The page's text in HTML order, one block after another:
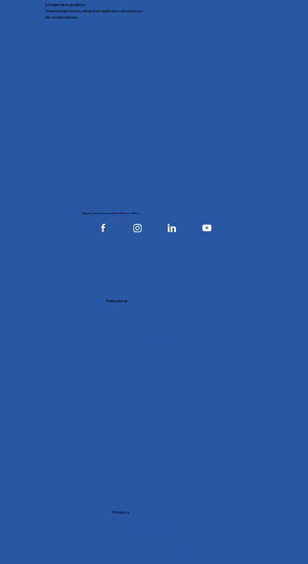
IoT, telemetría de datos
Sistemas eléctricos y de gestión dedicados a los bancos
de condensadores
Síguenos en nuestras redes sociales
Institucional
Produtos